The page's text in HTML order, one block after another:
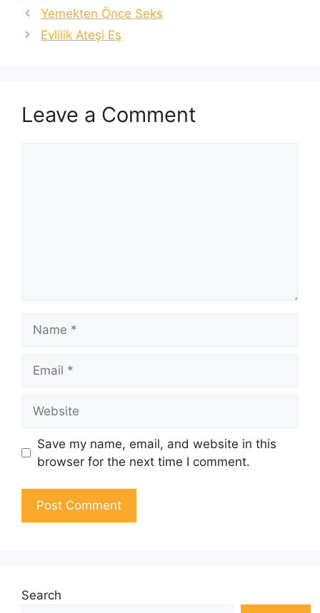
Yemekten Önce Seks
Evlilik Ateşi Eş
Leave a Comment
Save my name, email, and website in this
browser for the next time I comment.
Search